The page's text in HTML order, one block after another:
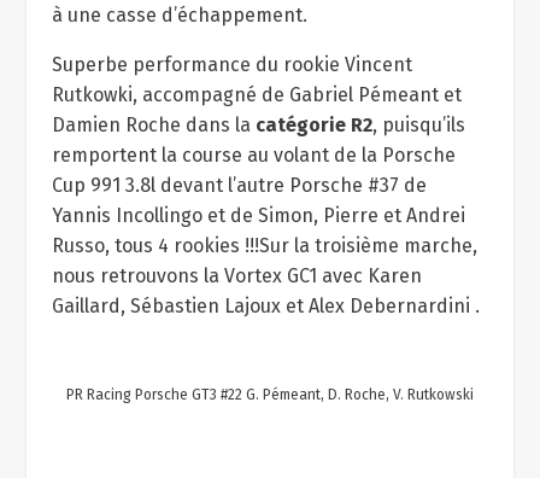
à une casse d’échappement.
Superbe performance du rookie Vincent
Rutkowki, accompagné de Gabriel Pémeant et
Damien Roche dans la catégorie R2, puisqu’ils
remportent la course au volant de la Porsche
Cup 991 3.8l devant l’autre Porsche #37 de
Yannis Incollingo et de Simon, Pierre et Andrei
Russo, tous 4 rookies !!!Sur la troisième marche,
nous retrouvons la Vortex GC1 avec Karen
Gaillard, Sébastien Lajoux et Alex Debernardini .
PR Racing Porsche GT3 #22 G. Pémeant, D. Roche, V. Rutkowski